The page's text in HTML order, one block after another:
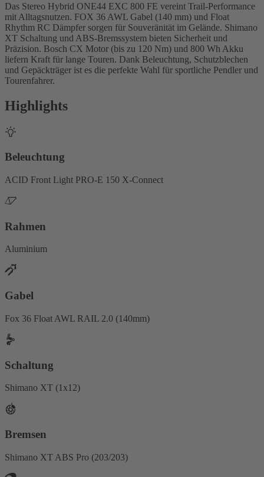
Das Stereo Hybrid ONE44 EXC 800 FE vereint Trail-Performance
mit Alltagsnutzen. FOX 36 AWL Gabel (140 mm) und Float
Rhythm RC Dämpfer sorgen für Souveränität im Gelände. Shimano
XT Schaltung und ABS-Bremssystem bieten Sicherheit und
Präzision. Bosch CX Motor (bis zu 120 Nm) und 800 Wh Akku
liefern Kraft für lange Touren. Dank Beleuchtung, Schutzblechen
und Gepäckträger ist es die perfekte Wahl für sportliche Pendler und
Tourenfahrer.
Highlights
Beleuchtung
ACID Front Light PRO-E 150 X-Connect
Rahmen
Aluminium
Gabel
Fox 36 Float AWL RAIL 2.0 (140mm)
Schaltung
Shimano XT (1x12)
Bremsen
Shimano XT ABS Pro (203/203)